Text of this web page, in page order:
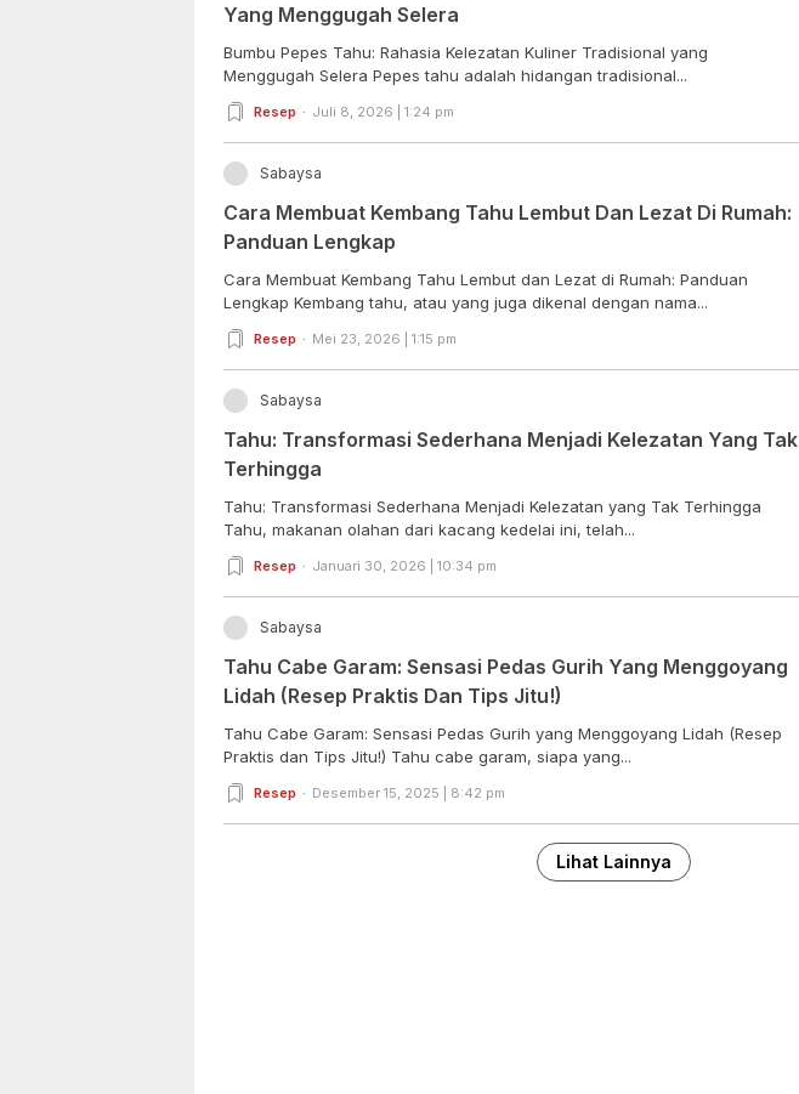
Yang Menggugah Selera
Bumbu Pepes Tahu: Rahasia Kelezatan Kuliner Tradisional yang
Menggugah Selera Pepes tahu adalah hidangan tradisional...
Resep Juli 8, 2026 | 1:24 pm
Sabaysa
Cara Membuat Kembang Tahu Lembut Dan Lezat Di Rumah:
Panduan Lengkap
Cara Membuat Kembang Tahu Lembut dan Lezat di Rumah: Panduan
Lengkap Kembang tahu, atau yang juga dikenal dengan nama...
Resep Mei 23, 2026 | 1:15 pm
Sabaysa
Tahu: Transformasi Sederhana Menjadi Kelezatan Yang Tak
Terhingga
Tahu: Transformasi Sederhana Menjadi Kelezatan yang Tak Terhingga
Tahu, makanan olahan dari kacang kedelai ini, telah...
Resep Januari 30, 2026 | 10:34 pm
Sabaysa
Tahu Cabe Garam: Sensasi Pedas Gurih Yang Menggoyang
Lidah (Resep Praktis Dan Tips Jitu!)
Tahu Cabe Garam: Sensasi Pedas Gurih yang Menggoyang Lidah (Resep
Praktis dan Tips Jitu!) Tahu cabe garam, siapa yang...
Resep Desember 15, 2025 | 8:42 pm
Lihat Lainnya